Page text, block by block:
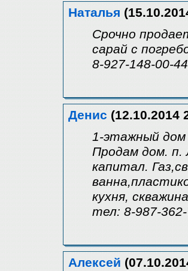
Наталья
Срочно
сарай с
8-927-148-00-
Денис (12.10.2014
1-этажный дом
Продам дом. п.
капитал.
кухня,
тел: 8-987-
Алексей